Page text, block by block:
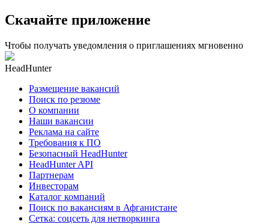
Скачайте приложение
Чтобы получать уведомления о приглашениях мгновенно
HeadHunter
Размещение вакансий
Поиск по резюме
О компании
Наши вакансии
Реклама на сайте
Требования к ПО
Безопасный HeadHunter
HeadHunter API
Партнерам
Инвесторам
Каталог компаний
Поиск по вакансиям в Афганистане
Сетка: соцсеть для нетворкинга